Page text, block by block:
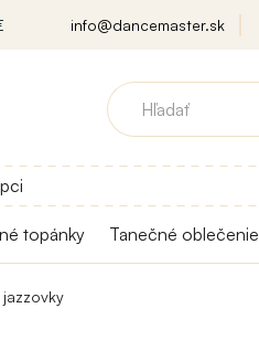
info@dancemaster.sk
topánky Tanečné oblečenie